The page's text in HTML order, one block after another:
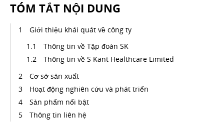
TÓM TẮT NỘI DUNG
Giới thiệu khái quát về công ty
Thông tin về Tập đoàn SK
Thông tin về S Kant Healthcare Limited
Cơ sở sản xuất
Hoạt động nghiên cứu và phát triển
Sản phẩm nổi bật
Thông tin liên hệ